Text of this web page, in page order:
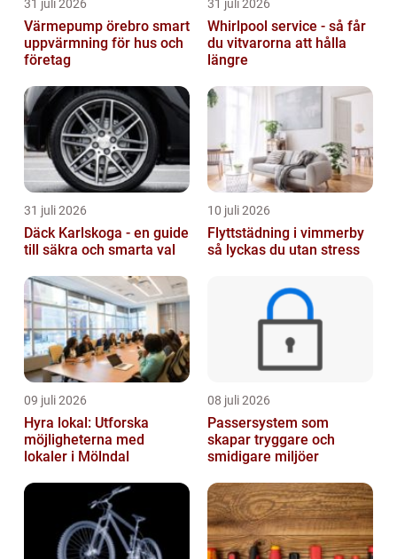
31 juli 2026
Värmepump örebro smart
uppvärmning för hus och
företag
31 juli 2026
Whirlpool service - så får
du vitvarorna att hålla
längre
31 juli 2026
Däck Karlskoga - en guide
till säkra och smarta val
10 juli 2026
Flyttstädning i vimmerby
så lyckas du utan stress
09 juli 2026
Hyra lokal: Utforska
möjligheterna med
lokaler i Mölndal
08 juli 2026
Passersystem som
skapar tryggare och
smidigare miljöer